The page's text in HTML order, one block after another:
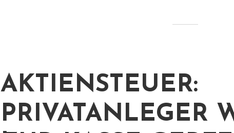
AKTIENSTEUER:
PRIVATANLEGER